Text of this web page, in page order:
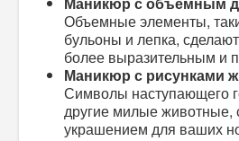
Объемные элементы,
бульоны и лепка,
более выразительным и
Маникюр с рисунками
Символы наступающего
другие милые животные,
украшением для ваших